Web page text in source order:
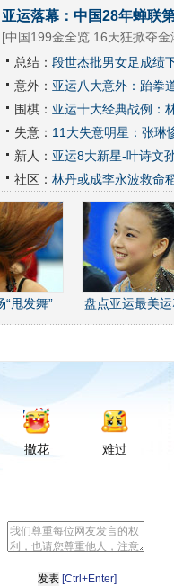
亚运落幕：中国28年蝉联
[中国199金全览 16天狂掀夺金
总结： 段世杰批男女足成绩
意外： 亚运八大意外：跆拳
围棋： 亚运十大经典战例：
失意： 11大失意明星：张琳
新人： 亚运8大新星-叶诗文
社区： 林丹或成李永波救命
“甩发舞” 盘点亚运最美
撒花 难过
[Ctrl+Enter]